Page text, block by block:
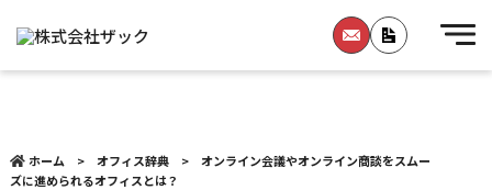
ホーム > オフィス辞典> オンライン会議やオンライン商談をスムー
ズに進められるオフィスとは？